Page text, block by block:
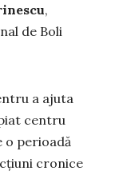
,
de Boli
a ajuta
centru
o perioadă
cronice